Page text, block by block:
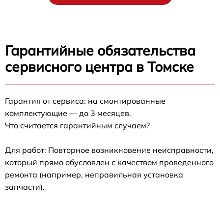
Гарантийные обязательства
сервисного центра в Томске
Гарантия от сервиса: на смонтированные
комплектующие — до 3 месяцев.
Что считается гарантийным случаем?
Для работ: Повторное возникновение неисправности,
который прямо обусловлен с качеством проведенного
ремонта (например, неправильная установка
запчасти).